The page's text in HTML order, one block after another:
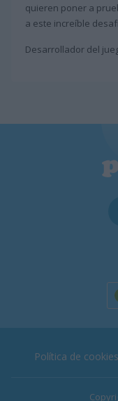
quieren poner a
a este increíble
Desarrollador del
Política de cookies